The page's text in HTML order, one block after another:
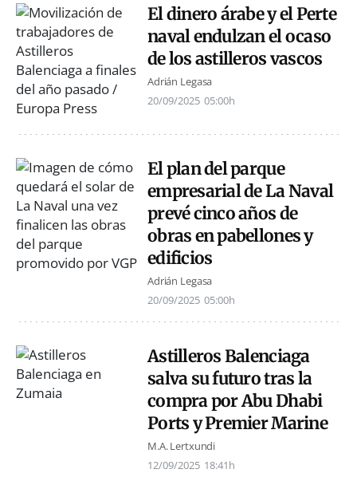
El dinero árabe y el Perte
naval endulzan el ocaso
de los astilleros vascos
Adrián Legasa
20/09/2025 05:00h
El plan del parque
empresarial de La Naval
prevé cinco años de
obras en pabellones y
edificios
Adrián Legasa
20/09/2025 05:00h
Astilleros Balenciaga
salva su futuro tras la
compra por Abu Dhabi
Ports y Premier Marine
M.A. Lertxundi
12/09/2025 18:41h